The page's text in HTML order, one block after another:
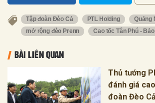
Tập đoàn Đèo Cả PTL Holding
Quảng
mở rộng đèo Prenn
Cao tốc Tân Phú -
BÀI LIÊN QUAN
Thủ tướng
đánh giá
đoàn Đèo Cả